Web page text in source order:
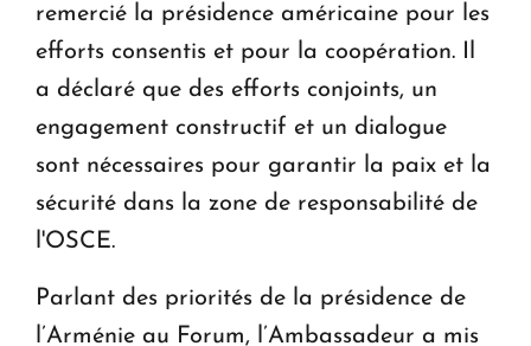
remercié la présidence américaine pour les
efforts consentis et pour la coopération. Il
a déclaré que des efforts conjoints, un
engagement constructif et un dialogue
sont nécessaires pour garantir la paix et la
sécurité dans la zone de responsabilité de
l'OSCE.
Parlant des priorités de la présidence de
l’Arménie au Forum, l’Ambassadeur a mis